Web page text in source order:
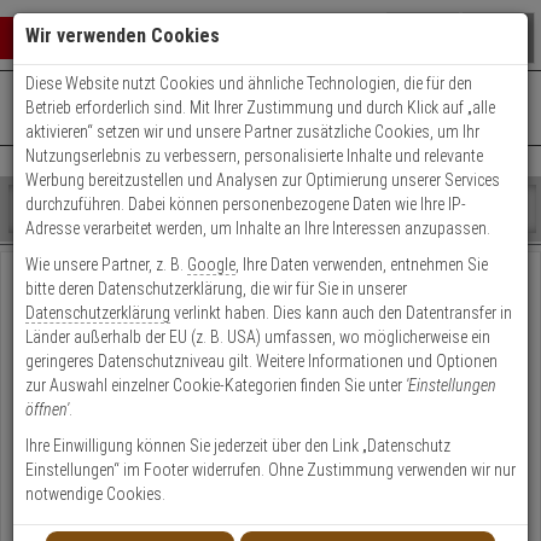
Warenkorb schließen
0 ARTIKEL IM WARENKORB
Ihr Warenkorb ist momentan leer.
Ergebnisse ()
Fertig
Shop
durchsuchen
Bitte
geben
Sie
mindestens
Zeichen
ein,
um
Suche
Es
wurde
noch
Kategorien
Suche
gestartet
+49 (0)821 899 493-0Mo. - Do.: 8:00 - 16:30 | Fr.: 8:00 - 14:00 Uhr
Kontaktservice nutzen
Der von Ihnen aufgerufene Artikel existiert leider
nicht.
Bitte nutzen Sie unsere praktische Suchfunktion
Shop
durchsuchen
Bitte
geben
mindestens
Es
wurde
Kategorien
Oder stöbern Sie einfach durch unsere beliebtesten Seiten
Wir verwenden Cookies
Diese Website nutzt Cookies und ähnliche Technologien, die für den
Betrieb erforderlich sind. Mit Ihrer Zustimmung und durch Klick auf „alle
aktivieren“ setzen wir und unsere Partner zusätzliche Cookies, um Ihr
Nutzungserlebnis zu verbessern, personalisierte Inhalte und relevante
Werbung bereitzustellen und Analysen zur Optimierung unserer Services
durchzuführen. Dabei können personenbezogene Daten wie Ihre IP-
Adresse verarbeitet werden, um Inhalte an Ihre Interessen anzupassen.
Wie unsere Partner, z. B. Google , Ihre Daten verwenden, entnehmen Sie
bitte deren Datenschutzerklärung, die wir für Sie in unserer
Datenschutzerklärung verlinkt haben. Dies kann auch den Datentransfer in
Länder außerhalb der EU (z. B. USA) umfassen, wo möglicherweise ein
geringeres Datenschutzniveau gilt. Weitere Informationen und Optionen
zur Auswahl einzelner Cookie-Kategorien finden Sie unter 'Einstellungen
öffnen'.
Ihre Einwilligung können Sie jederzeit über den Link „Datenschutz
Einstellungen“ im Footer widerrufen. Ohne Zustimmung verwenden wir nur
notwendige Cookies.